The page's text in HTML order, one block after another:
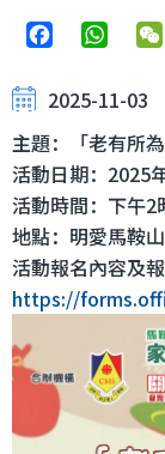
Facebook
2025-11-03
主題：「老有所
活動日期：2025
活動時間：下午
地點：明愛馬鞍
活動報名內容及報
https://